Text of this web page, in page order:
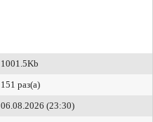
1001.5Kb
151 раз(а)
06.08.2026 (23:30)